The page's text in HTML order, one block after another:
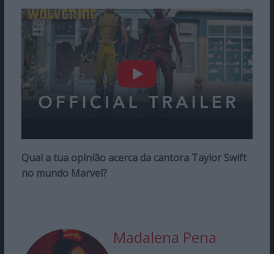
Qual a tua opinião acerca da cantora Taylor Swift
no mundo Marvel?
Madalena Pena